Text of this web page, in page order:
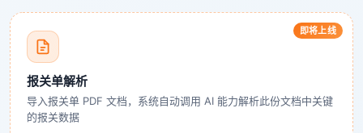
即将上线
报关单解析
导入报关单 PDF 文档，系统自动调用 AI 能力解析此份文档中关键
的报关数据